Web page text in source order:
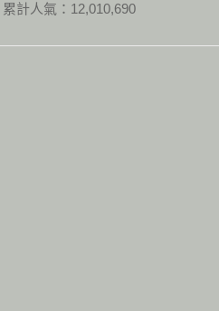
累計人氣： 12,010,690